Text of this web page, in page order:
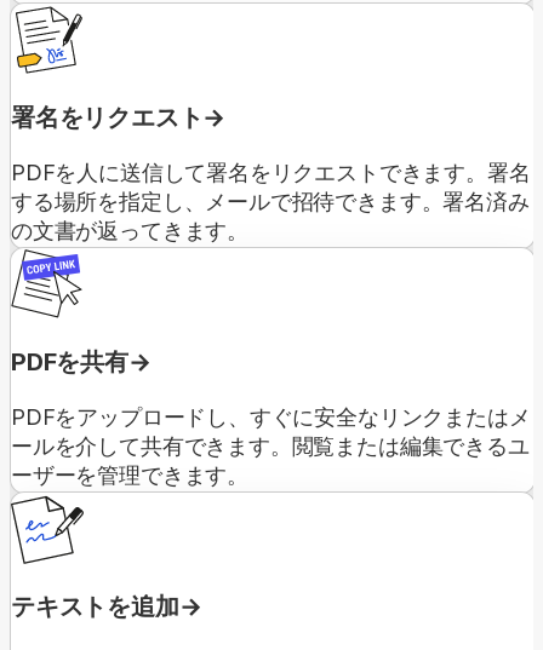
署名をリクエスト
PDFを人に送信して署名をリクエストできます。署名
する場所を指定し、メールで招待できます。署名済み
の文書が返ってきます。
PDFを共有
PDFをアップロードし、すぐに安全なリンクまたはメ
ールを介して共有できます。閲覧または編集できるユ
ーザーを管理できます。
テキストを追加